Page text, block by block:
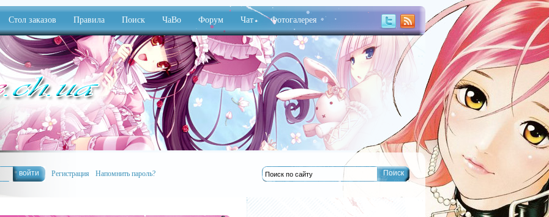
Стол заказов Правила Поиск ЧаВо Форум Чат Фотогалерея
Регистрация Напомнить пароль?